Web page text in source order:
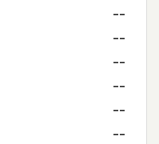
--
--
--
--
--
--